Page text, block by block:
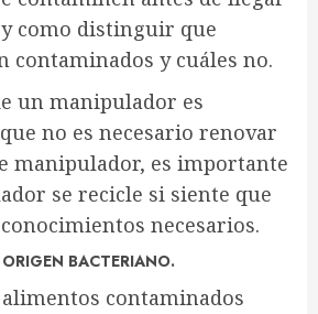
como distinguir que
contaminados y cuáles no.
un manipulador es
no es necesario renovar
manipulador, es importante
se recicle si siente que
necesarios.
BACTERIANO.
contaminados